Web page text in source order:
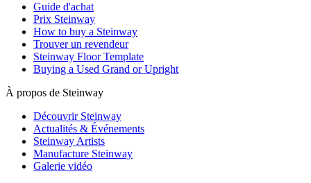
Guide d'achat
Prix Steinway
How to buy a Steinway
Trouver un revendeur
Steinway Floor Template
Buying a Used Grand or Upright
À propos de Steinway
Découvrir Steinway
Actualités & Événements
Steinway Artists
Manufacture Steinway
Galerie vidéo